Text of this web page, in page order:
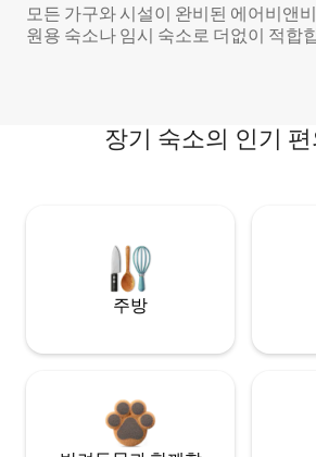
모든 가구와 시설이 완비된 에어비앤
원용 숙소나 임시 숙소로 더없이 적합
장기 숙소의 인기
주방